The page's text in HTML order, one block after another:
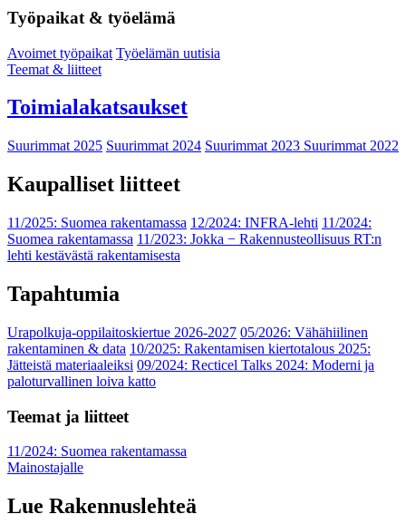
Työpaikat & työelämä
Avoimet työpaikat Työelämän uutisia
Teemat & liitteet
Toimialakatsaukset
Suurimmat 2025 Suurimmat 2024 Suurimmat 2023 Suurimmat 2022
Kaupalliset liitteet
11/2025: Suomea rakentamassa 12/2024: INFRA-lehti 11/2024:
Suomea rakentamassa 11/2023: Jokka − Rakennusteollisuus RT:n
lehti kestävästä rakentamisesta
Tapahtumia
Urapolkuja-oppilaitoskiertue 2026-2027 05/2026: Vähähiilinen
rakentaminen & data 10/2025: Rakentamisen kiertotalous 2025:
Jätteistä materiaaleiksi 09/2024: Recticel Talks 2024: Moderni ja
paloturvallinen loiva katto
Teemat ja liitteet
11/2024: Suomea rakentamassa
Mainostajalle
Lue Rakennuslehteä